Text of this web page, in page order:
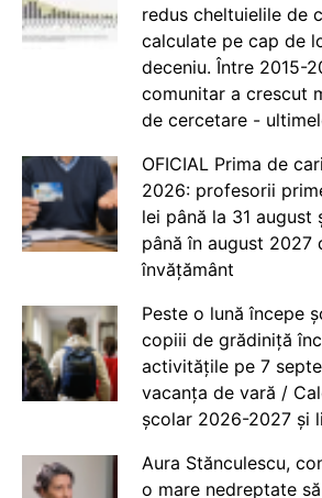
redus cheltuielile de
calculate pe cap de
deceniu. Între 2015-
comunitar a crescut
de cercetare -
OFICIAL Prima de
2026: profesorii
lei până la 31
până în august 2027
învățământ
Peste o lună începe
copiii de grădiniță
activitățile pe 7
vacanța de vară /
școlar 2026-2027 și
Aura Stănculescu,
o mare nedreptate